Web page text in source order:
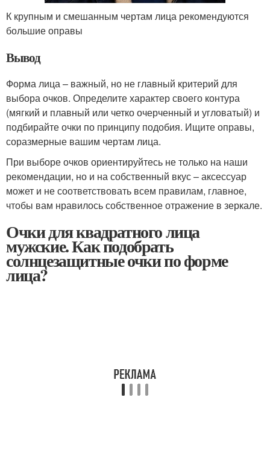
К крупным и смешанным чертам лица рекомендуются
большие оправы
Вывод
Форма лица – важный, но не главный критерий для
выбора очков. Определите характер своего контура
(мягкий и плавный или четко очерченный и угловатый) и
подбирайте очки по принципу подобия. Ищите оправы,
соразмерные вашим чертам лица.
При выборе очков ориентируйтесь не только на наши
рекомендации, но и на собственный вкус – аксессуар
может и не соответствовать всем правилам, главное,
чтобы вам нравилось собственное отражение в зеркале.
Очки для квадратного лица
мужские. Как подобрать
солнцезащитные очки по форме
лица?